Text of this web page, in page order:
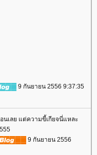
9 กันยายน 2556 9:37:35
นเลย แต่ความขี้เกียจนี่แหละ
9 กันยายน 2556